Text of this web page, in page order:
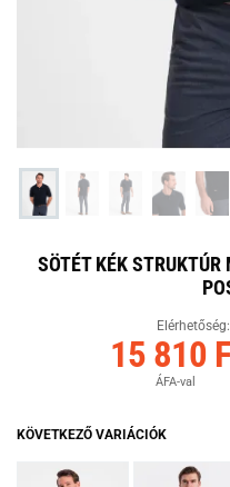
SÖTÉT KÉK
Elérhetőség:
15 810
ÁFA-val
KÖVETKEZŐ VARIÁCIÓK